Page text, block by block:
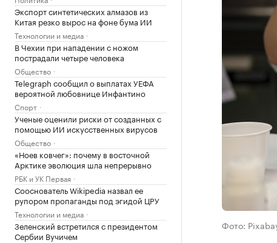
Экспорт синтетических алмазов из
Китая резко вырос на фоне бума ИИ
Технологии и медиа
В Чехии при нападении с ножом
пострадали четыре человека
Общество
Telegraph сообщил о выплатах УЕФА
вероятной любовнице Инфантино
Спорт
Ученые оценили риски от созданных с
помощью ИИ искусственных вирусов
Общество
«Ноев ковчег»: почему в восточной
Арктике эволюция шла непрерывно
РБК и УК Первая
Сооснователь Wikipedia назвал ее
рупором пропаганды под эгидой ЦРУ
Технологии и медиа
Зеленский встретился с президентом
Сербии Вучичем
Фото: